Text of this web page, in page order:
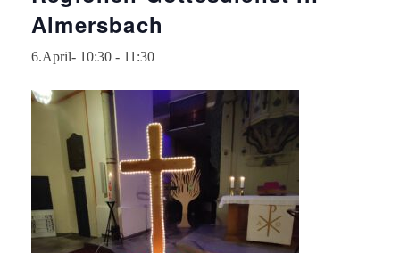
Almersbach
6.April- 10:30 - 11:30